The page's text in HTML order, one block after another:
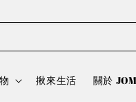
揪來生活 關於